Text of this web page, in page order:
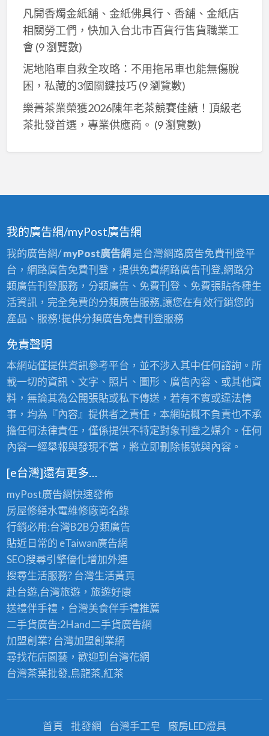
凡開香燭金紙舖、金紙佛具行、香舖、金紙店
相關勞工們，快加入台北巿百貨行售貨職業工
會 (9 瀏覽數)
泥地陷車自救全攻略：不用拖吊車也能無傷脫
困，私藏的3個關鍵技巧(9 瀏覽數)
樂菁茶業榮獲2026陳年老茶競賽佳績！頂級老
茶批發首選，專業供應商。 (9 瀏覽數)
我的廣告網/myPost廣告網
我的廣告網/myPost廣告網是台灣網路廣告免費刊登平
台，網路廣告免費刊登，提供免費網路廣告刊登,網路分
類廣告刊登服務，分類廣告、免費刊登、免費張貼各種生
活資訊，完全免費的分類廣告服務,讓您在有效行銷您的
產品、服務!提供分類廣告免費刊登服務
免責聲明
本網站僅提供資訊參考平台，並不涉入其中任何諮詢。所
載一切的資訊、文字、照片、圖形、廣告內容、或其他資
料，無論其為公開張貼或私下傳送，若有不實或違法情
事，均為『內容』提供者之責任，本網站概不負責也不承
擔任何法律責任，僅係提供不特定對象刊登之媒介。任何
內容一經舉報與發現不當，將立即刪除帳號與內容。
[e台灣]還有更多…
myPost廣告網快速發佈
房屋修繕水電維修廠商名錄
行銷必用:台灣B2B分類廣告
貼近日常的 eTaiwan廣告網
SEO搜尋引擎優化增加外連
搜尋生活服務? 台灣生活黃頁
赴台遊,台灣旅遊，旅遊好康
送禮伴手禮，台灣美食伴手禮推薦
二手貨廣告:2Hand二手貨廣告網
加盟創業? 台灣加盟創業網
尋找花店園藝，歡迎到台灣花網
台灣茶葉批發,烏龍茶,紅茶
首頁 批發網 台灣手工皂
廠房LED燈具